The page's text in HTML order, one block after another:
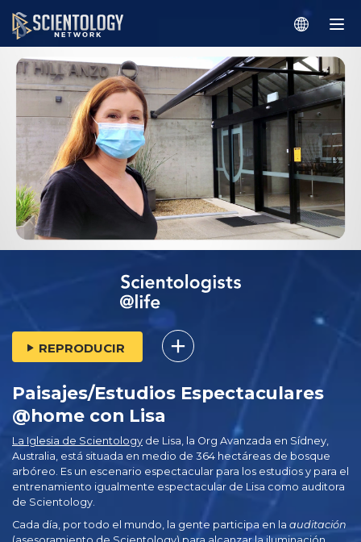
REPRODUCIR
Paisajes/Estudios Espectaculares
@home con Lisa
La Iglesia de Scientology de Lisa, la Org Avanzada en Sídney,
Australia, está situada en medio de 364 hectáreas de bosque
arbóreo. Es un escenario espectacular para los estudios y para el
entrenamiento igualmente espectacular de Lisa como auditora
de Scientology.
Cada día, por todo el mundo, la gente participa en la auditación